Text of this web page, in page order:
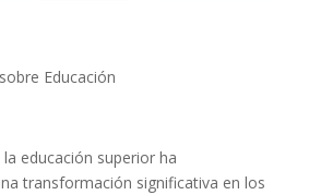
Educación
educación superior ha
transformación significativa en los